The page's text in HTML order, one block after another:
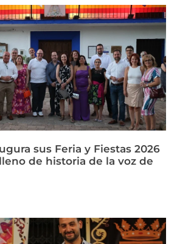
sus Feria y Fiestas 2026
de historia de la voz de